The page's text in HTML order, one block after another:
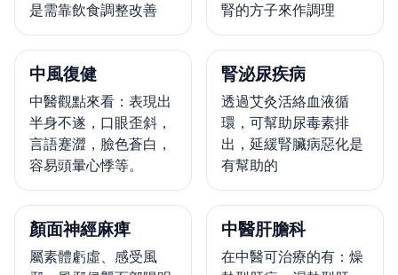
是需靠飲食調整改善
腎的方子來作調理
中風復健
中醫觀點來看：表現出
半身不遂，口眼歪斜，
言語蹇澀，臉色蒼白，
容易頭暈心悸等。
腎泌尿疾病
透過艾灸活絡血液循
環，可幫助尿毒素排
出，延緩腎臟病惡化是
有幫助的
顏面神經麻痺
屬素體虧虛、感受風
中醫肝膽科
在中醫可治療的有：燥